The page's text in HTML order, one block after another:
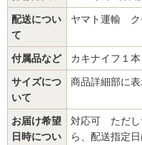
配送につい
て
ヤマト運輸 ク
付属品など
カキナイフ１
サイズにつ
いて
商品詳細部に
お届け希望
日時につい
対応可 ただし
ら、配送指定